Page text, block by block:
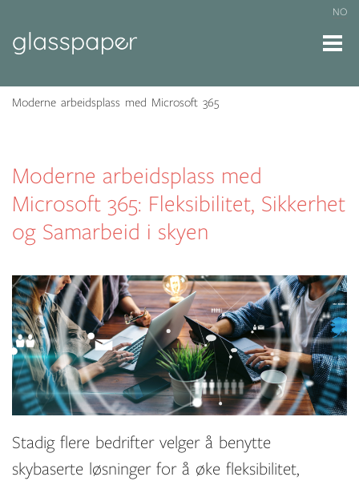
NO
Moderne arbeidsplass med Microsoft 365
Moderne arbeidsplass med
Microsoft 365: Fleksibilitet, Sikkerhet
og Samarbeid i skyen
Stadig flere bedrifter velger å benytte
skybaserte løsninger for å øke fleksibilitet,